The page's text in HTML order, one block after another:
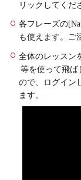
リックしてくだ
各フレーズの
も使えます。ご
全体のレッスン
等を使って飛ば
ので、ログイン
ます。